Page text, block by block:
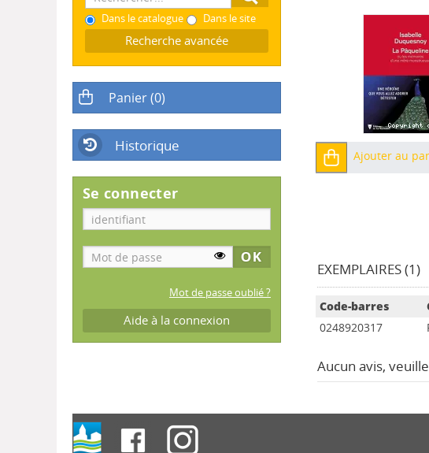
Dans le catalogue Dans le site
Recherche avancée
Historique
Se connecter
Mot de passe oublié ?
Aide à la connexion
Ajouter au
EXEMPLAIRES (1)
Code-barres
0248920317
Aucun avis,